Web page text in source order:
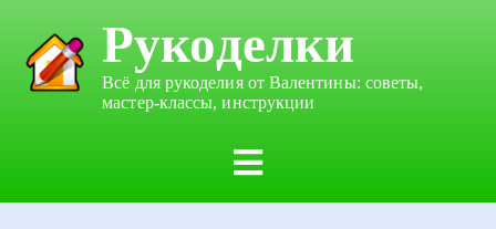
Рукоделки
Всё для рукоделия от Валентины: советы,
мастер-классы, инструкции